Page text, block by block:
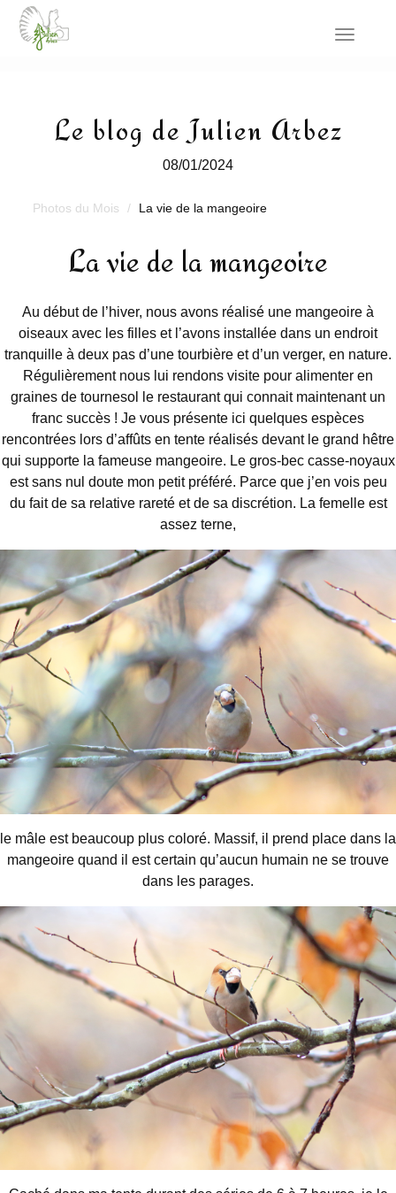
Toggle
Le blog de Julien Arbez
08/01/2024
Photos du Mois La vie de la mangeoire
La vie de la mangeoire
Au début de l’hiver, nous avons réalisé une mangeoire à
oiseaux avec les filles et l’avons installée dans un endroit
tranquille à deux pas d’une tourbière et d’un verger, en nature.
Régulièrement nous lui rendons visite pour alimenter en
graines de tournesol le restaurant qui connait maintenant un
franc succès ! Je vous présente ici quelques espèces
rencontrées lors d’affûts en tente réalisés devant le grand hêtre
qui supporte la fameuse mangeoire. Le gros-bec casse-noyaux
est sans nul doute mon petit préféré. Parce que j’en vois peu
du fait de sa relative rareté et de sa discrétion. La femelle est
assez terne,
le mâle est beaucoup plus coloré. Massif, il prend place dans la
mangeoire quand il est certain qu’aucun humain ne se trouve
dans les parages.